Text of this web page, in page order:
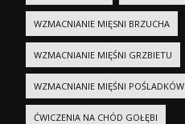
WZMACNIANIE MIĘSNI BRZUCHA
WZMACNIANIE MIĘŚNI GRZBIETU
WZMACNIANIE MIĘŚNI POŚLADKÓW
ĆWICZENIA NA CHÓD GOŁĘBI